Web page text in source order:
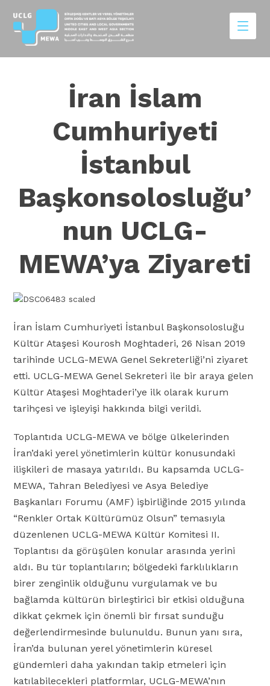
İran İslam
Cumhuriyeti
İstanbul
Başkonsolosluğu’
nun UCLG-
MEWA’ya Ziyareti
İran İslam Cumhuriyeti İstanbul Başkonsolosluğu
Kültür Ataşesi Kourosh Moghtaderi, 26 Nisan 2019
tarihinde UCLG-MEWA Genel Sekreterliği’ni ziyaret
etti. UCLG-MEWA Genel Sekreteri ile bir araya gelen
Kültür Ataşesi Moghtaderi’ye ilk olarak kurum
tarihçesi ve işleyişi hakkında bilgi verildi.
Toplantıda UCLG-MEWA ve bölge ülkelerinden
İran’daki yerel yönetimlerin kültür konusundaki
ilişkileri de masaya yatırıldı. Bu kapsamda UCLG-
MEWA, Tahran Belediyesi ve Asya Belediye
Başkanları Forumu (AMF) işbirliğinde 2015 yılında
“Renkler Ortak Kültürümüz Olsun” temasıyla
düzenlenen UCLG-MEWA Kültür Komitesi II.
Toplantısı da görüşülen konular arasında yerini
aldı. Bu tür toplantıların; bölgedeki farklılıkların
birer zenginlik olduğunu vurgulamak ve bu
bağlamda kültürün birleştirici bir etkisi olduğuna
dikkat çekmek için önemli bir fırsat sunduğu
değerlendirmesinde bulunuldu. Bunun yanı sıra,
İran’da bulunan yerel yönetimlerin küresel
gündemleri daha yakından takip etmeleri için
katılabilecekleri platformlar, UCLG-MEWA’nın